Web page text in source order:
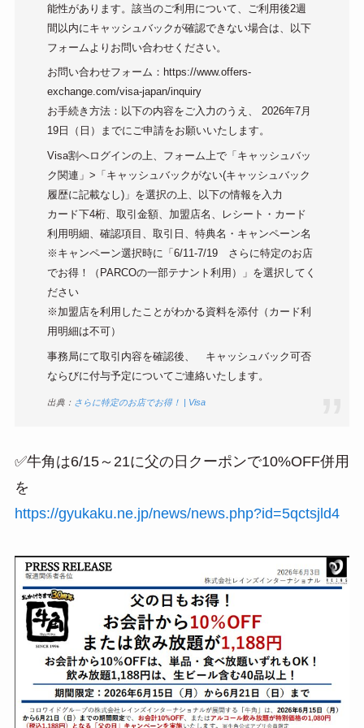
能性があります。該当のご利用について、ご利用後2週
間以内にキャッシュバックが確認できない場合は、以下
フォームよりお問い合わせください。
お問い合わせフォーム：https://www.offers-
exchange.com/visa-japan/inquiry
お手続き方法：以下の内容をご入力のうえ、 2026年7月
19日（日）までにご申請をお願いいたします。
Visa割へログインの上、フォーム上で「キャッシュバッ
ク関連」>「キャッシュバックがない(キャッシュバック
履歴に記載なし)」を選択の上、以下の情報を入力
カード下4桁、取引金額、加盟店名、レシート・カード
利用明細、確認項目、取引日、特典名・キャンペーン名
※キャンペーン選択時に「6/11-7/19 さらに特定のお店
でお得！（PARCOの一部テナント利用）」を選択してく
ださい
※加盟店を利用したことがわかる資料を添付（カード利
用明細は不可）
事務局にて取引内容を確認後、 キャッシュバック可否
ならびに付与予定についてご連絡いたします。
出典： さらに特定のお店でお得！ | Visa
✅牛角は6/15～21に父の日クーポンで10%OFF併用
を
https://gyukaku.ne.jp/news/news.php?id=5qctsjld4